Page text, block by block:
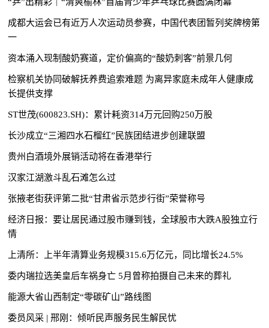
成都大运会已有近万人次运动员参赛，中国代表团暂列奖牌榜第
一
资本涌入现制酸奶赛道，定价偏高的“酸奶刺客”前景几何
检察机关协同破解抚养费追索难题 为离异家庭未成年人健康成
长提供支撑
ST世茂(600823.SH)：累计耗资314万元回购250万股
长沙成立“三湘四水石榴红”民族团结进步创建联盟
贵州白酒境外展销活动将在香港举行
汉家江湖激斗乱石滩怎么过
张掖老街获评第二批“甘肃省示范步行街”荣誉称号
经济日报：要让居民通过股市赚到钱，全球股市大跌A股独立行
情
上清所：上半年清算业务规模315.6万亿元，同比增长24.5%
委内瑞拉选美皇后车祸身亡 5月曾称拍摄自己未来的葬礼
能源大省山西制定“零碳矿山”路线图
委员风采 | 邢刚：倾听民声服务民生解民忧